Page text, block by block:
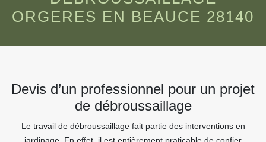
ORGERES EN BEAUCE 28140
Devis d’un professionnel pour un projet
de débroussaillage
Le travail de débroussaillage fait partie des interventions en